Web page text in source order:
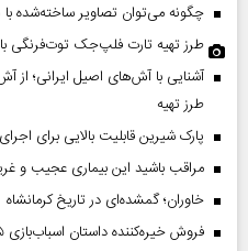
چگونه می‌توان تصاویر
طرز تهیه تارت فلپ‌جک توت‌فرنگی
آشنایی با آش‌های اصیل ایرانی؛
طرز تهیه
پارک شیرین قابلیت‌ بالایی برای
مراقب باشید این بیماری عجیب و
خاوران؛ گمشده‌ای در تاریخ کرمانشاه
فروش خیره‌کننده داستان اسباب‌بازی ۵؛ بزرگ‌ترین افتتاحیه سال برای پیکسار